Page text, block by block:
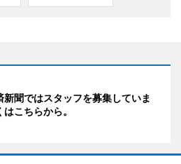
新聞ではスタッフを募集していま
こちらから。